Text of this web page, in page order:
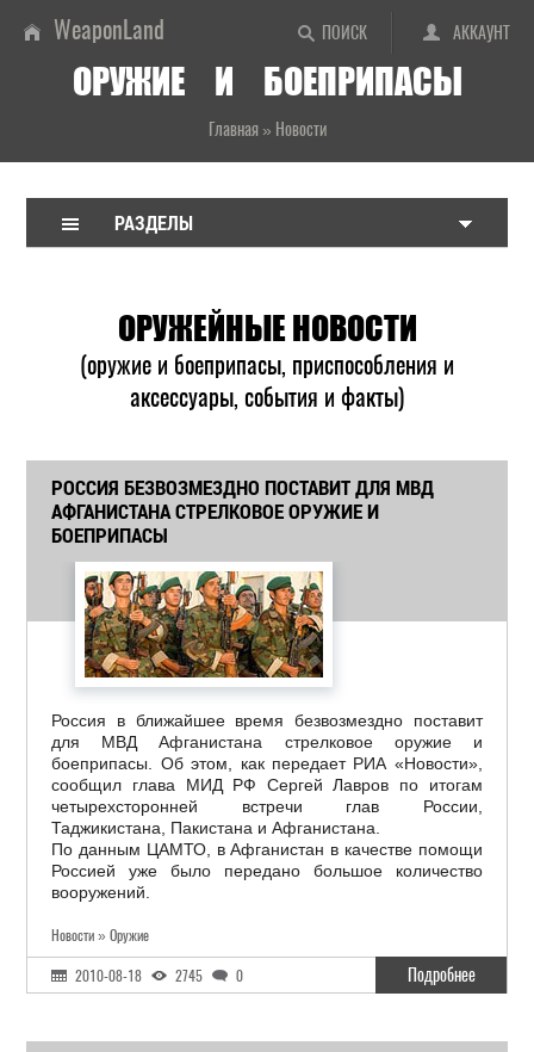
ПОИСК АККАУНТ
WeaponLand
ОРУЖИЕ И БОЕПРИПАСЫ
Главная» Новости
РАЗДЕЛЫ
ОРУЖЕЙНЫЕ НОВОСТИ
(оружие и боеприпасы, приспособления и
аксессуары, события и факты)
РОССИЯ БЕЗВОЗМЕЗДНО ПОСТАВИТ ДЛЯ МВД
АФГАНИСТАНА СТРЕЛКОВОЕ ОРУЖИЕ И
БОЕПРИПАСЫ
Россия в ближайшее время безвозмездно поставит
для МВД Афганистана стрелковое оружие и
боеприпасы. Об этом, как передает РИА «Новости»,
сообщил глава МИД РФ Сергей Лавров по итогам
четырехсторонней встречи глав России,
Таджикистана, Пакистана и Афганистана.
По данным ЦАМТО, в Афганистан в качестве помощи
Россией уже было передано большое количество
вооружений.
Новости » Оружие
2010-08-18 2745 0 Подробнее